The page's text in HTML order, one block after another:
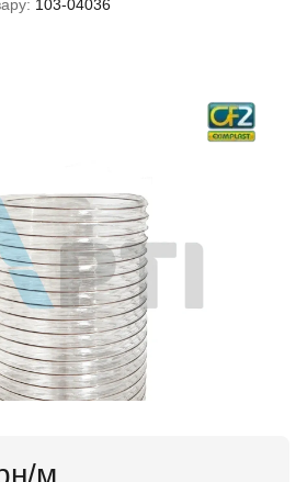
103-04036
м